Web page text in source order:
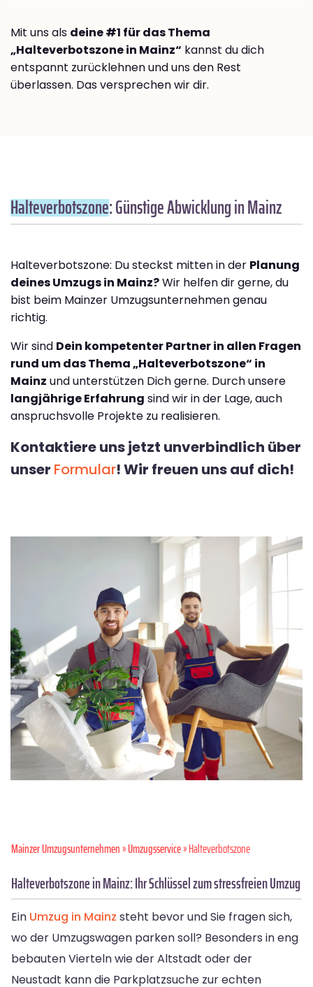
Mit uns als deine #1 für das Thema
„Halteverbotszone in Mainz“ kannst du dich
entspannt zurücklehnen und uns den Rest
überlassen. Das versprechen wir dir.
Halteverbotszone: Günstige Abwicklung in Mainz
Halteverbotszone: Du steckst mitten in der Planung
deines Umzugs in Mainz?Wir helfen dir gerne, du
bist beim Mainzer Umzugsunternehmen genau
richtig.
Wir sind Dein kompetenter Partner in allen Fragen
rund um das Thema „Halteverbotszone“ in
Mainz und unterstützen Dich gerne. Durch unsere
langjährige Erfahrung sind wir in der Lage, auch
anspruchsvolle Projekte zu realisieren.
Kontaktiere uns jetzt unverbindlich über
unser Formular! Wir freuen uns auf dich!
Mainzer Umzugsunternehmen»Umzugsservice» Halteverbotszone
Halteverbotszone in Mainz: Ihr Schlüssel zum stressfreien Umzug
Ein Umzug in Mainz steht bevor und Sie fragen sich,
wo der Umzugswagen parken soll? Besonders in eng
bebauten Vierteln wie der Altstadt oder der
Neustadt kann die Parkplatzsuche zur echten